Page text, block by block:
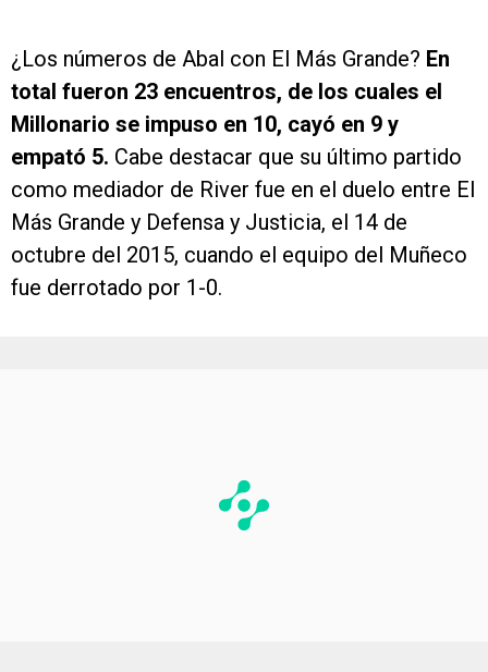
¿Los números de Abal con El Más Grande? En
total fueron 23 encuentros, de los cuales el
Millonario se impuso en 10, cayó en 9 y
empató 5. Cabe destacar que su último partido
como mediador de River fue en el duelo entre El
Más Grande y Defensa y Justicia, el 14 de
octubre del 2015, cuando el equipo del Muñeco
fue derrotado por 1-0.